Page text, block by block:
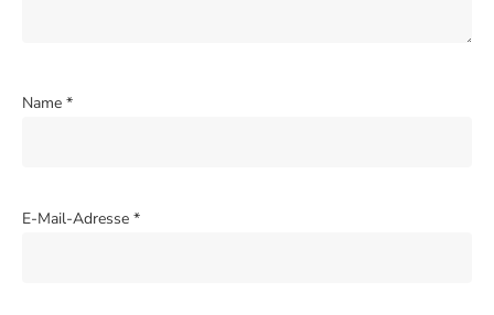
Name *
E-Mail-Adresse *